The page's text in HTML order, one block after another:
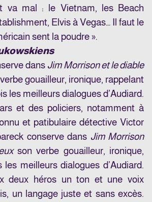
va mal : le Vietnam, les Beach
Elvis à Vegas… Il faut le
sent la poudre ».
dans Jim Morrison et le diable
gouailleur, ironique, rappelant
les meilleurs dialogues d’Audiard.
et des policiers, notamment à
et patibulaire détective Victor
conserve dans Jim Morrison
son verbe gouailleur, ironique,
les meilleurs dialogues d’Audiard.
deux héros un ton et une voix
un langage juste et sans excès.